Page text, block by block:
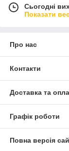
Сьогодні
Показати
Про нас
Контакти
Доставка та
Графік роботи
Повна версія